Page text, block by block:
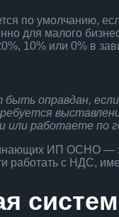
по умолчанию,
для малого
10% или 0% в
оправдан, если
или работаете по
ИП ОСНО —
работать с НДС,